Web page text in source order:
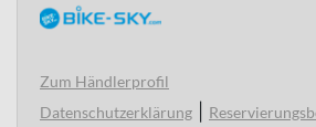
Zum Händlerprofil
Datenschutzerklärung